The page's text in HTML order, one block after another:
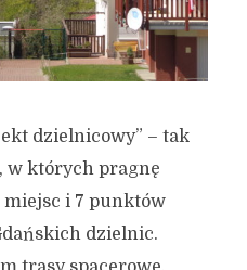
dzielnicowy” – tak
w których pragnę
i 7 punktów
dzielnic.